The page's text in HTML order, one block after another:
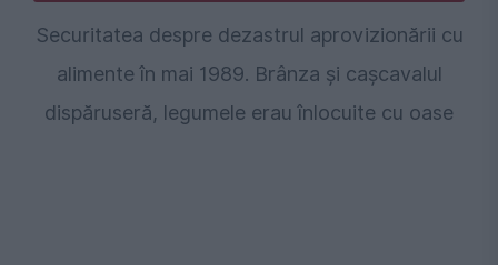
Securitatea despre dezastrul aprovizionării cu
alimente în mai 1989. Brânza și cașcavalul
dispăruseră, legumele erau înlocuite cu oase